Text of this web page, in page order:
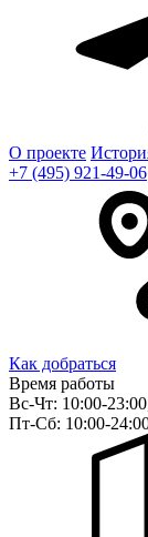
О проекте
+7 (495) 921-49-06
Как добраться
Время работы
Вс-Чт: 10:00-
Пт-Сб: 10:00-